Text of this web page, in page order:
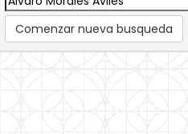
Comenzar nueva busqueda